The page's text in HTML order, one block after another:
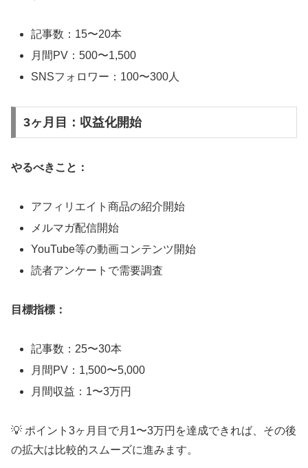
記事数：15〜20本
月間PV：500〜1,500
SNSフォロワー：100〜300人
3ヶ月目：収益化開始
やるべきこと：
アフィリエイト商品の紹介開始
メルマガ配信開始
YouTube等の動画コンテンツ開始
読者アンケートで需要調査
目標指標：
記事数：25〜30本
月間PV：1,500〜5,000
月間収益：1〜3万円
💡 ポイント 3ヶ月目で月1〜3万円を達成できれば、その後
の拡大は比較的スムーズに進みます。